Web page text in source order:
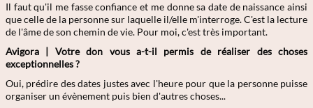
Il faut qu'il me fasse confiance et me donne sa date de naissance ainsi
que celle de la personne sur laquelle il/elle m'interroge. C'est la lecture
de l'âme de son chemin de vie. Pour moi, c'est très important.
Avigora | Votre don vous a-t-il permis de réaliser des choses
exceptionnelles ?
Oui, prédire des dates justes avec l'heure pour que la personne puisse
organiser un évènement puis bien d'autres choses...